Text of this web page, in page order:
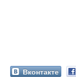
Вконтакте